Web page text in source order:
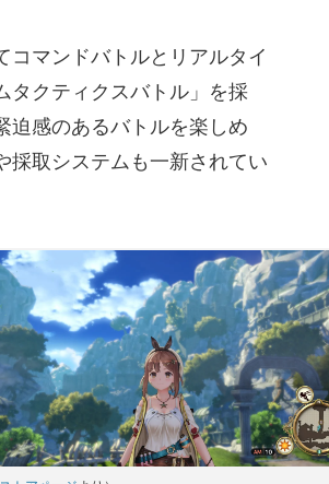
マンドバトルとリアルタイ
タクティクスバトル」を採
迫感のあるバトルを楽しめ
採取システムも一新されてい